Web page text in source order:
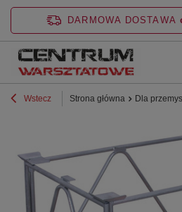
DARMOWA DOSTAWA
Wstecz Strona główna Dla